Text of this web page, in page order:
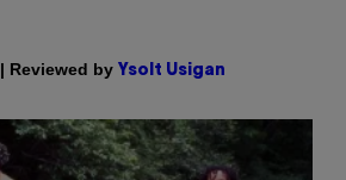
| Reviewed by Ysolt Usigan